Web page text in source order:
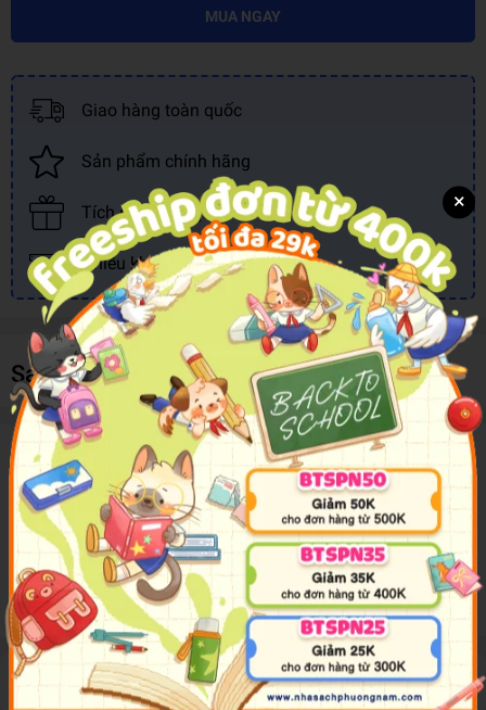
MUA NGAY
Giao hàng toàn quốc
Sản phẩm chính hãng
Tích điểm đổi quà
Nhiều khuyến mãi, ưu đãi
Sản phẩm cùng loại
Mô tả sản phẩm
Giới thiệu thế giới động vật với những đứa trẻ của bạn bằng
cuốn sách trượt đóng gói đầy đủ các thông tin thú vị với
những hình ảnh đầy màu sắc. Tìm hiểu với 5 câu đố với
thanh trượt và các trang sự kiện hấp dẫn.
Đánh giá sản phẩm
×